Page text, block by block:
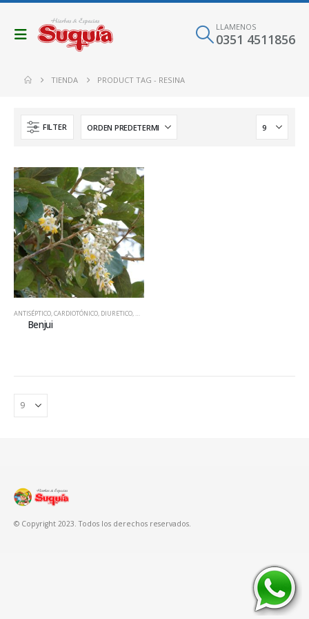
LLAMENOS
0351 4511856
TIENDA PRODUCT TAG - RESINA
FILTER
ANTISÉPTICO,CARDIOTÓNICO, DIURETICO, HIERBAS
Benjui
© Copyright 2023. Todos los derechos reservados.